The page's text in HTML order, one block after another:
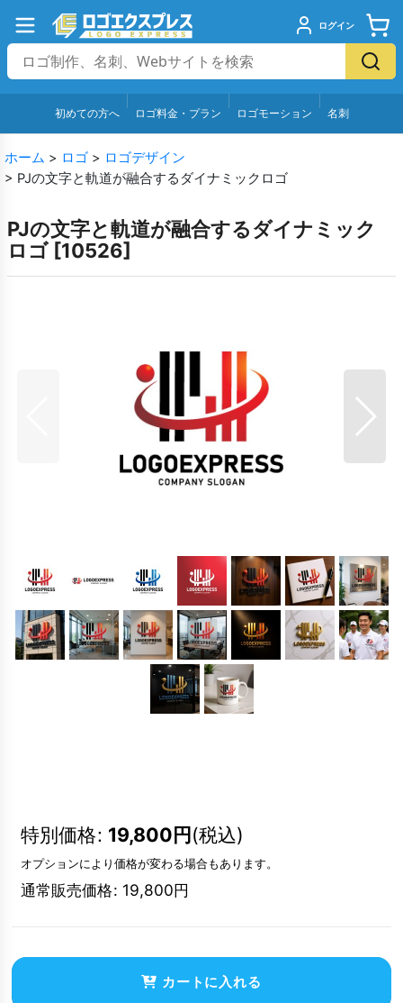
ログイン
初めての方へ ロゴ料金・プラン ロゴモーション 名刺
ホーム > ロゴ > ロゴデザイン
> PJの文字と軌道が融合するダイナミックロゴ
PJの文字と軌道が融合するダイナミック
ロゴ [10526]
特別価格: 19,800円(税込)
オプションにより価格が変わる場合もあります。
通常販売価格: 19,800円
カートに入れる